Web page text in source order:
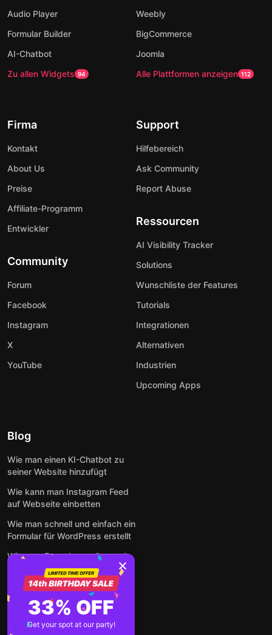
Audio Player
Formular Builder
AI-Chatbot
Zu allen Widgets 94
Weebly
BigCommerce
Joomla
Alle Plattformen anzeigen 112
Firma
Kontakt
About Us
Preise
Affiliate-Programm
Entwickler
Community
Forum
Facebook
Instagram
X
YouTube
Support
Hilfebereich
Ask Community
Report Abuse
Ressourcen
AI Visibility Tracker
Solutions
Wunschliste der Features
Tutorials
Integrationen
Alternativen
Industrien
Upcoming Apps
Blog
Wie man einen KI-Chatbot zu
seiner Website hinzufügt
Wie kann man Instagram Feed
auf Webseite einbetten
Wie man schnell und einfach ein
Formular für WordPress erstellt
Wie man Formulare online und
kostenlos auf jeder Website
einbettet
So betten Sie Google-
Bewertungen kostenlos auf
einer Website ein
33% OFF
Get your spot at our party!